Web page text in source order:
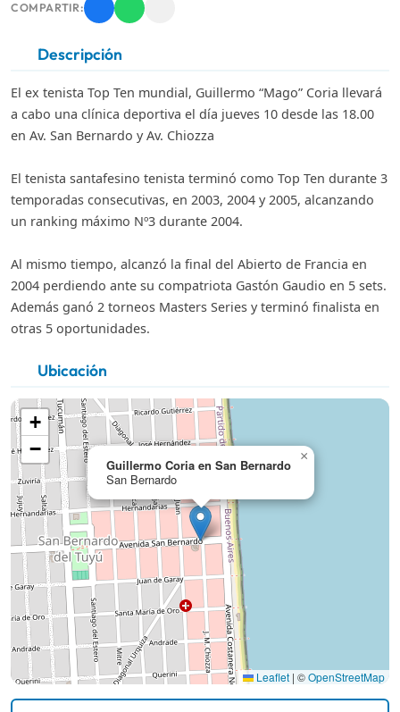
COMPARTIR:
Descripción
El ex tenista Top Ten mundial, Guillermo “Mago” Coria llevará
a cabo una clínica deportiva el día jueves 10 desde las 18.00
en Av. San Bernardo y Av. Chiozza
El tenista santafesino tenista terminó como Top Ten durante 3
temporadas consecutivas, en 2003, 2004 y 2005, alcanzando
un ranking máximo Nº3 durante 2004.
Al mismo tiempo, alcanzó la final del Abierto de Francia en
2004 perdiendo ante su compatriota Gastón Gaudio en 5 sets.
Además ganó 2 torneos Masters Series y terminó finalista en
otras 5 oportunidades.
Ubicación
Guillermo Coria en San Bernardo
San Bernardo
×
+
−
Leaflet | ©OpenStreetMap